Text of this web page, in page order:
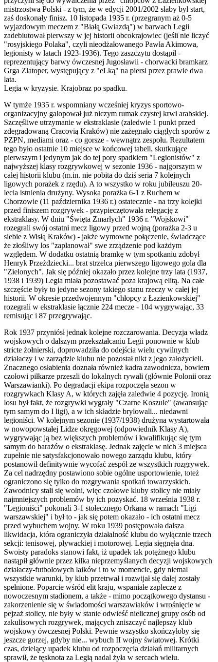
mistrzostwa Polski - z tym, że w edycji 2001/2002 słaby był start,
zaś doskonały finisz. 10 listopada 1935 r. (przegranym aż 0-5
wyjazdowym meczem z "Białą Gwiazdą") w barwach Legii
zadebiutował pierwszy w jej historii obcokrajowiec (jeśli nie liczyć
"rosyjskiego Polaka", czyli nieodżałowanego Pawła Akimowa,
legionisty w latach 1923-1936). Tego zaszczytu dostąpił -
reprezentujący barwy ówczesnej Jugosławii - chorwacki bramkarz
Grga Zlatoper, występujący z "eLką" na piersi przez prawie dwa
lata.
Legia w kryzysie. Krajobraz po spadku.
W tymże 1935 r. wspomniany wcześniej kryzys sportowo-
organizacyjny galopował już niczym rumak czystej krwi arabskiej.
Szczęśliwe utrzymanie w ekstraklasie (zaledwie 1 punkt przed
zdegradowaną Cracovią Kraków) nie zażegnało ciągłych sporów z
PZPN, mediami oraz - co gorsze - wewnątrz zespołu. Rezultatem
tego było ostatnie 10 miejsce w końcowej tabeli, skutkujące
pierwszym i jedynym jak do tej pory spadkiem "Legionistów" z
najwyższej klasy rozgrywkowej w sezonie 1936 - najgorszym w
całej historii klubu (m.in. nie pobita do dziś seria 7 kolejnych
ligowych porażek z rzędu). A to wszystko w roku jubileuszu 20-
lecia istnienia drużyny. Wysoka porażka 6-1 z Ruchem w
Chorzowie (11 października 1936 r.) ostatecznie - na trzy kolejki
przed finiszem rozgrywek - przypieczętowała relegację z
ekstraklasy. W dniu "Święta Zmarłych" 1936 r. "Wojskowi"
rozegrali swój ostatni mecz ligowy przed wojną (porażka 2-3 u
siebie z Wisłą Kraków) - jakże wymowne połączenie, świadczące
że złośliwy los "zaplanował" swe zrządzenie pod każdym
względem. W dodatku ostatnią bramkę w tym spotkaniu zdobył
Henryk Przeździecki... brat strzelca pierwszego ligowego gola dla
"Zielonych". Jak się później okazało przez kolejne trzy lata (1937,
1938 i 1939) Legia miała pozostawać poza krajową elitą. Na całe
szczęście były to jedyne sezony takiego stanu rzeczy w całej jej
historii. W okresie przedwojennym "chłopcy z Łazienkowskiej"
rozegrali w ekstraklasie łącznie 224 mecze - 104 wygrywając, 33
remisując i 87 przegrywając.
Rok 1937 przyniósł jednak kolejne rozczarowania. Decyzja władz
wojskowych o dalszym przekształcaniu Legii ponownie w klub
stricte żołnierski, doprowadziła do odejścia wielu cywilnych
działaczy i w zarządzie klubu nie pozostał nikt z jego założycieli.
Znacznego osłabienia doznała również kadra zawodnicza, bowiem
czołowi piłkarze przeszli do lokalnych rywali (głównie Polonii oraz
Warszawianki). Po degradacji ekipa rozpoczęła sezon w
rozgrywkach Klasy A, w których zajęła zaledwie 4 pozycję. Ironią
losu był fakt, że rozgrywki wygrały "Czarne Koszule" (awansując
tym samym do I ligi), a w ich składzie brylowali... niedawni
legioniści. W kolejnym sezonie (1937/1938) drużyna wystartowała
w nowopowstałej Lidze okręgowej (odpowiednik Klasy A),
wygrywając ją bez większych problemów i kwalifikując się tym
samym do barażów o ekstraklasę. Jednak zajęcie w nich 3 miejsca
zupełnie nie satysfakcjonowało nowego zarządu klubu, który
postanowił definitywnie wycofać zespół ze wszystkich rozgrywek.
Za cel nadrzędny postawiono sobie ogólne usportowienie, toteż
ograniczono się tylko do rozgrywania spotkań towarzyskich.
Zawodnicy stali się wolni, więc czołowe kluby stolicy nie miały
najmniejszych problemów by ich pozyskać. 18 września 1938 r.
"Legioniści" pokonali 3-1 stołecznego Orkana w ramach "Ligi
warszawskiej" i był to - jak się potem okazało - ich ostatni mecz
przed wybuchem wojny. W roku 1939 postępowała dalsza
likwidacja, która ograniczyła działalność klubu do wyłącznie trzech
sekcji: tenisowej, pływackiej i motorowej. Legia sięgnęła dna.
Swoisty paradoks stanowi fakt, iż upadek tak potężnego klubu
nastąpił głównie przez kilka nieprzemyślanych decyzji wojskowych
działaczy-futbolowych laików i to w momencie, gdy niemal
wszystkie warunki, by klub przetrwał i rozwijał się dalej zostały
spełnione. Poparcie wśród elit kraju, wspaniałe zaplecze z
nowoczesnym stadionem, a także - mimo początkowego dystansu -
zakorzenienie się w świadomości warszawiaków i wrośnięcie w
pejzaż stolicy, nie były w stanie odwieść nielicznej grupy osób od
zakulisowych rozgrywek, mających zniszczyć najlepszy klub
wojskowy ówczesnej Polski. Pewnie wszystko skończyłoby się
jeszcze gorzej, gdyby nie... wybuch II wojny światowej. Krótki
czas, dzielący upadek klubu od rozpoczęcia działań militarnych
sprawił, że tęsknota za Legią nadal żyła w sercach wielu.